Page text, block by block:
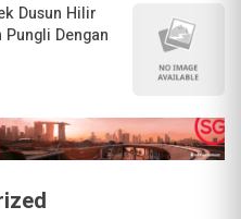
Dusun Hilir
Dengan